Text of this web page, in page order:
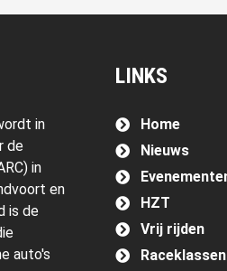
in
de
in
en
is de
auto's
LINKS
Home
Nieuws
HZT
Vrij rijden
Raceklassen